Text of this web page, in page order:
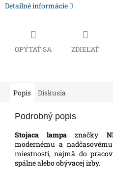
Detailné informácie
OPÝTAŤ SA ZDIEĽAŤ
Popis Diskusia
Podrobný popis
Stojaca lampa značky
modernému a
miestnosti, najmä do
spálne alebo obývacej izby.